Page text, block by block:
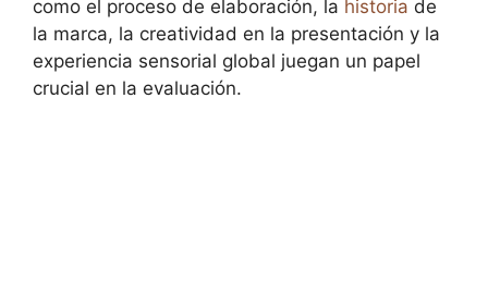
como el proceso de elaboración, la historia de
la marca, la creatividad en la presentación y la
experiencia sensorial global juegan un papel
crucial en la evaluación.